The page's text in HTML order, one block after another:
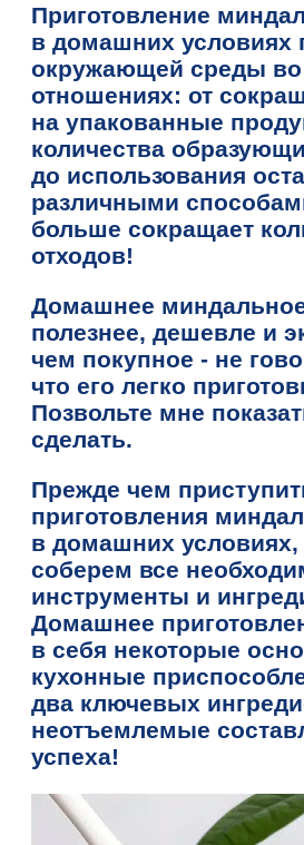
Приготовление
в домашних условиях
окружающей среды во
отношениях: от
на упакованные
количества
до использования
различными
больше сокращает
отходов!
Домашнее
полезнее, дешевле и
чем покупное - не
что его легко
Позвольте мне
сделать.
Прежде чем
приготовления
в домашних условиях,
соберем все
инструменты и
Домашнее
в себя некоторые
кухонные
два ключевых
неотъемлемые
успеха!